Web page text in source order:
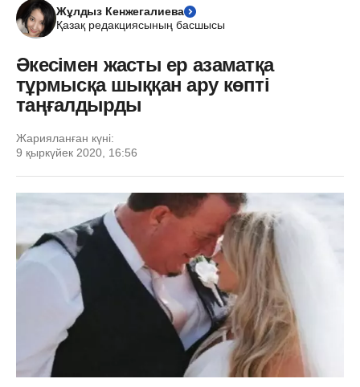
Жұлдыз Кенжегалиева
Қазақ редакциясының басшысы
Әкесімен жасты ер азаматқа
тұрмысқа шыққан ару көпті
таңғалдырды
Жарияланған күні:
9 қыркүйек 2020, 16:56